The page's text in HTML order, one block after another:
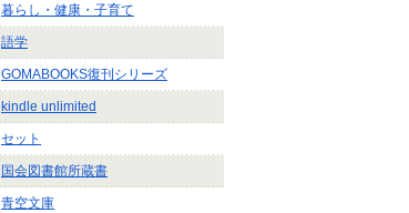
暮らし・健康・子育て
語学
GOMABOOKS復刊シリーズ
kindle unlimited
セット
国会図書館所蔵書
青空文庫